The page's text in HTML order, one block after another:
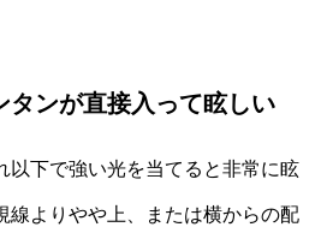
タンが直接入って眩しい
以下で強い光を当てると非常に眩
線よりやや上、または横からの配